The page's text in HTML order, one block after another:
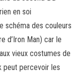
en soi
schéma des couleurs
d’Iron Man) car le
vieux costumes de
peut percevoir les